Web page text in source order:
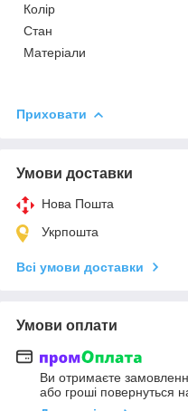
Колір
Стан
Матеріали
Приховати
Умови доставки
Нова Пошта
Укрпошта
Всі умови доставки
Умови оплати
Ви отримаєте
або гроші повернуться